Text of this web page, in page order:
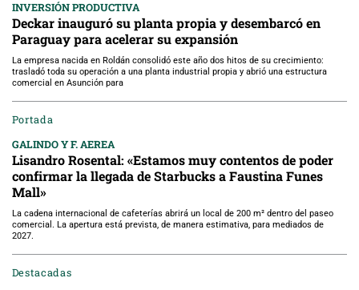
INVERSIÓN PRODUCTIVA
Deckar inauguró su planta propia y desembarcó en
Paraguay para acelerar su expansión
La empresa nacida en Roldán consolidó este año dos hitos de su crecimiento:
trasladó toda su operación a una planta industrial propia y abrió una estructura
comercial en Asunción para
Portada
GALINDO Y F. AEREA
Lisandro Rosental: «Estamos muy contentos de poder
confirmar la llegada de Starbucks a Faustina Funes
Mall»
La cadena internacional de cafeterías abrirá un local de 200 m² dentro del paseo
comercial. La apertura está prevista, de manera estimativa, para mediados de
2027.
Destacadas